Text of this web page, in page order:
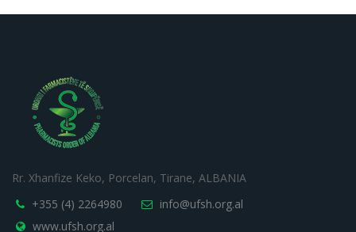
Rr. Xhanfize Keko, Porcelan, Tirane, ALBANIA
+355 (4) 2264980
info@ufsh.org.al
www.ufsh.org.al